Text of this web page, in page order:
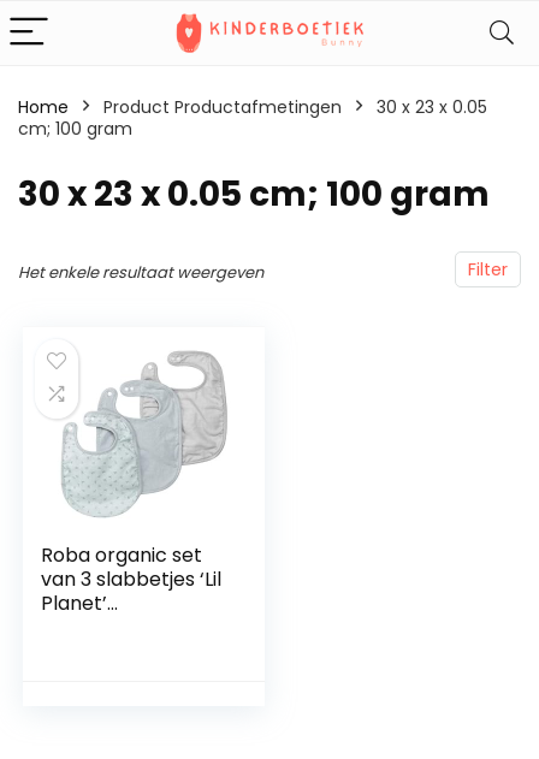
Home Product Productafmetingen
‎30 x 23 x 0.05
cm; 100 gram
‎30 x 23 x 0.05 cm; 100 gram
Filter
Het enkele resultaat weergeven
Roba organic set
van 3 slabbetjes ‘Lil
Planet’